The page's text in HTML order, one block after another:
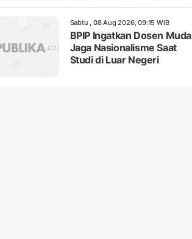
Sabtu , 08 Aug 2026, 09:15 WIB
BPIP Ingatkan Dosen Muda
Jaga Nasionalisme Saat
Studi di Luar Negeri